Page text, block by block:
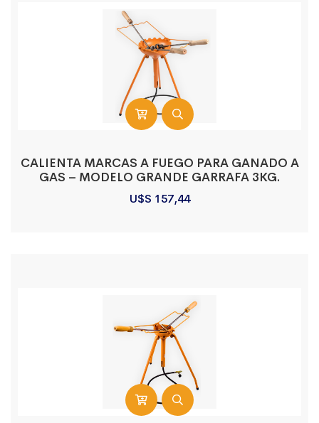
CALIENTA MARCAS A FUEGO PARA GANADO A
GAS – MODELO GRANDE GARRAFA 3KG.
U$S 157,44